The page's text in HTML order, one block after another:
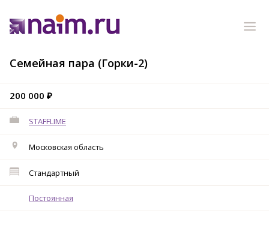
Семейная пара (Горки-2)
200 000 ₽
STAFFLIME
Московская область
Стандартный
Постоянная